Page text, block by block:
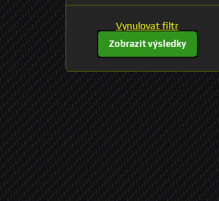
Vynulovat filtr
Zobrazit výsledky